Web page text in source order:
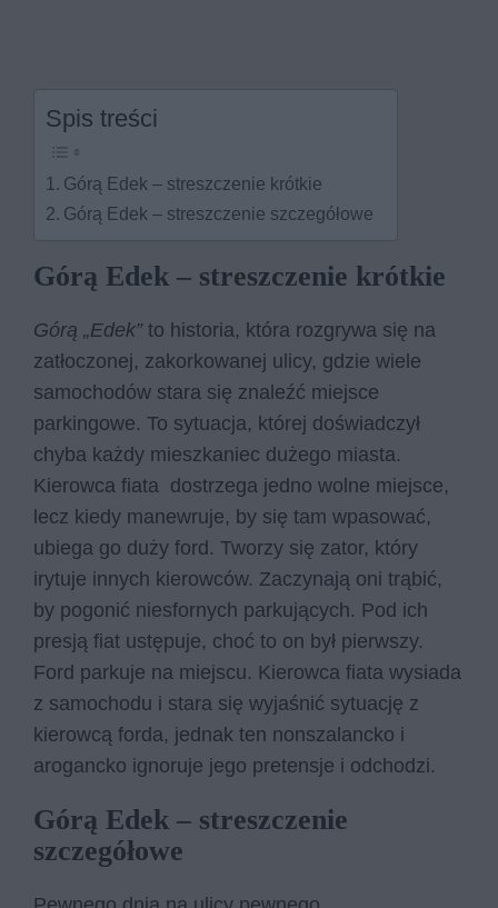
Spis treści
Górą Edek – streszczenie krótkie
Górą Edek – streszczenie szczegółowe
Górą Edek – streszczenie krótkie
Górą „Edek” to historia, która rozgrywa się na
zatłoczonej, zakorkowanej ulicy, gdzie wiele
samochodów stara się znaleźć miejsce
parkingowe. To sytuacja, której doświadczył
chyba każdy mieszkaniec dużego miasta.
Kierowca fiata dostrzega jedno wolne miejsce,
lecz kiedy manewruje, by się tam wpasować,
ubiega go duży ford. Tworzy się zator, który
irytuje innych kierowców. Zaczynają oni trąbić,
by pogonić niesfornych parkujących. Pod ich
presją fiat ustępuje, choć to on był pierwszy.
Ford parkuje na miejscu. Kierowca fiata wysiada
z samochodu i stara się wyjaśnić sytuację z
kierowcą forda, jednak ten nonszalancko i
arogancko ignoruje jego pretensje i odchodzi.
Górą Edek – streszczenie
szczegółowe